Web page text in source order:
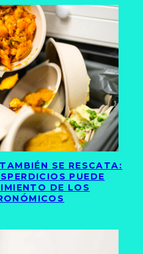
SE RESCATA:
PUEDE
DE LOS